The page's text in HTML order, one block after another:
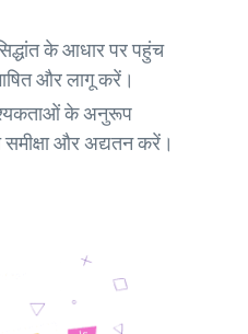
के आधार पर पहुंच
और लागू करें।
के अनुरूप
समीक्षा और अद्यतन करें।